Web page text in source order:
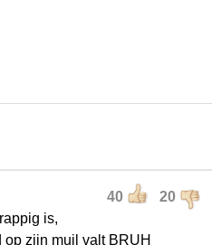
40 20
is,
zijn muil valt BRUH